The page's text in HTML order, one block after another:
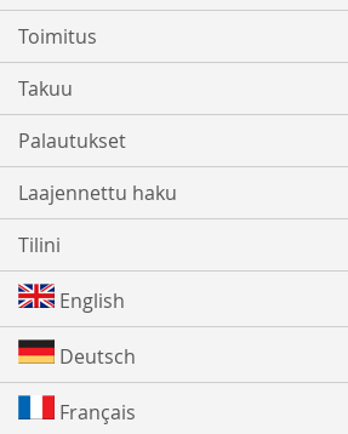
Toimitus
Takuu
Palautukset
Laajennettu haku
Tilini
English
Deutsch
Français